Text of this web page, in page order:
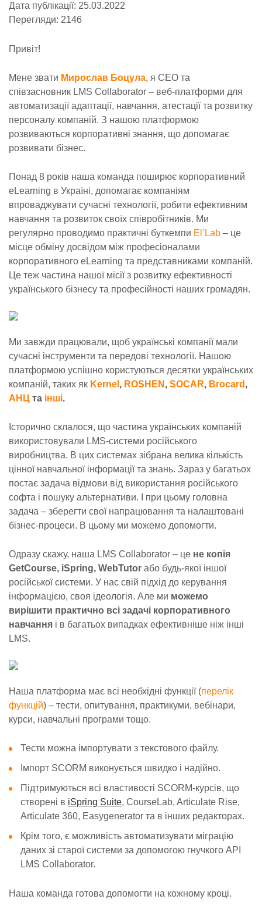
Дата публікації: 25.03.2022
Перегляди: 2146
Привіт!
Мене звати Мирослав Боцула, я CEO та
співзасновник LMS Collaborator – веб-платформи для
автоматизації адаптації, навчання, атестації та розвитку
персоналу компаній. З нашою платформою
розвиваються корпоративні знання, що допомагає
розвивати бізнес.
Понад 8 років наша команда поширює корпоративний
eLearning в Україні, допомагає компаніям
впроваджувати сучасні технології, робити ефективним
навчання та розвиток своїх співробітників. Ми
регулярно проводимо практичні буткемпи ElʼLab – це
місце обміну досвідом між професіоналами
корпоративного eLearning та представниками компаній.
Це теж частина нашої місії з розвитку ефективності
українського бізнесу та професійності наших громадян.
Ми завжди працювали, щоб українські компанії мали
сучасні інструменти та передові технології. Нашою
платформою успішно користуються десятки українських
компаній, таких як Kernel , ROSHEN , SOCAR, Brocard ,
АНЦ та інші.
Історично склалося, що частина українських компаній
використовували LMS-системи російського
виробництва. В цих системах зібрана велика кількість
цінної навчальної інформації та знань. Зараз у багатьох
постає задача відмови від використання російського
софта і пошуку альтернативи. І при цьому головна
задача – зберегти свої напрацювання та налаштовані
бізнес-процеси. В цьому ми можемо допомогти.
Одразу скажу, наша LMS Collaborator – це не копія
GetCourse, iSpring, WebTutor або будь-якої іншої
російської системи. У нас свій підхід до керування
інформацією, своя ідеологія. Але ми можемо
вирішити практично всі задачі корпоративного
навчання і в багатьох випадках ефективніше ніж інші
LMS.
Наша платформа має всі необхідні функції (перелік
функцій) – тести, опитування, практикуми, вебінари,
курси, навчальні програми тощо.
Тести можна імпортувати з текстового файлу.
Імпорт SCORM виконується швидко і надійно.
Підтримуються всі властивості SCORM-курсів, що
створені в iSpring Suite, CourseLab, Articulate Rise,
Articulate 360, Easygenerator та в інших редакторах.
Крім того, є можливість автоматизувати міграцію
даних зі старої системи за допомогою гнучкого API
LMS Collaborator.
Наша команда готова допомогти на кожному кроці.